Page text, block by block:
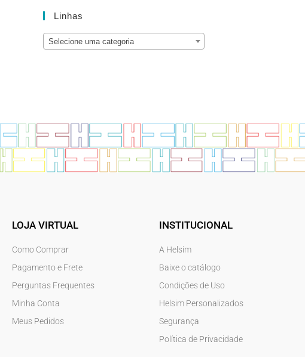
Linhas
Selecione uma categoria
LOJA VIRTUAL
Como Comprar
Pagamento e Frete
Perguntas Frequentes
Minha Conta
Meus Pedidos
INSTITUCIONAL
A Helsim
Baixe o catálogo
Condições de Uso
Helsim Personalizados
Segurança
Política de Privacidade